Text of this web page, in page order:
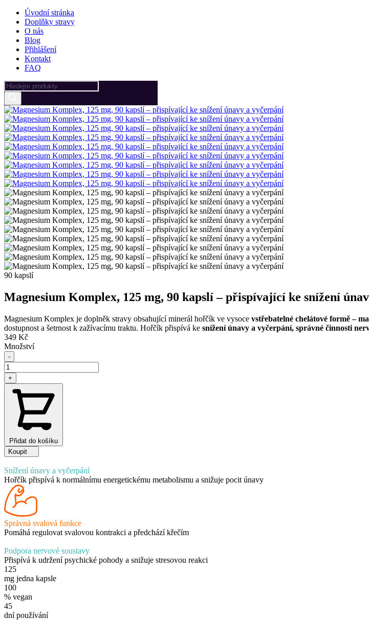
Úvodní stránka
Doplňky stravy
O nás
Blog
Přihlášení
Kontakt
FAQ
Products
search
90 kapslí
Magnesium Komplex, 125 mg, 90 kapslí – přispívající ke snížení
Magnesium Komplex je doplněk stravy obsahující minerál hořčík ve vysoce vstřebatelné chelátové formě –
dostupnost a šetrnost k zažívacímu traktu. Hořčík přispívá ke snížení únavy a vyčerpání, správné činnosti
349 Kč
Množství
-
Magnesium
Komplex,
125
mg,
kapslí
přispívající
ke
snížení
únavy
a
vyčerpání
množství
+
Přidat do košíku
Koupit
Snížení únavy a vyčerpání
Hořčík přispívá k normálnímu energetickému metabolismu a snižuje pocit únavy
Správná svalová funkce
Pomáhá regulovat svalovou kontrakci a předchází křečím
Podpora nervové soustavy
Přispívá k udržení psychické pohody a snižuje stresovou reakci
125
mg jedna kapsle
100
% vegan
45
dní používání